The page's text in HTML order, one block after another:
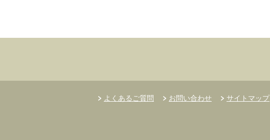
よくあるご質問 お問い合わせ サイトマップ